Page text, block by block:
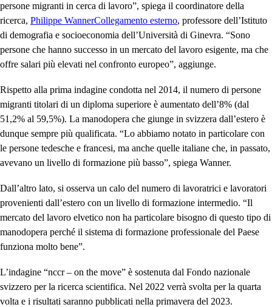
persone migranti in cerca di lavoro”, spiega il coordinatore della
ricerca, Philippe WannerCollegamento esterno, professore dell’Istituto
di demografia e socioeconomia dell’Università di Ginevra. “Sono
persone che hanno successo in un mercato del lavoro esigente, ma che
offre salari più elevati nel confronto europeo”, aggiunge.
Rispetto alla prima indagine condotta nel 2014, il numero di persone
migranti titolari di un diploma superiore è aumentato dell’8% (dal
51,2% al 59,5%). La manodopera che giunge in svizzera dall’estero è
dunque sempre più qualificata. “Lo abbiamo notato in particolare con
le persone tedesche e francesi, ma anche quelle italiane che, in passato,
avevano un livello di formazione più basso”, spiega Wanner.
Dall’altro lato, si osserva un calo del numero di lavoratrici e lavoratori
provenienti dall’estero con un livello di formazione intermedio. “Il
mercato del lavoro elvetico non ha particolare bisogno di questo tipo di
manodopera perché il sistema di formazione professionale del Paese
funziona molto bene”.
L’indagine “nccr – on the move” è sostenuta dal Fondo nazionale
svizzero per la ricerca scientifica. Nel 2022 verrà svolta per la quarta
volta e i risultati saranno pubblicati nella primavera del 2023.